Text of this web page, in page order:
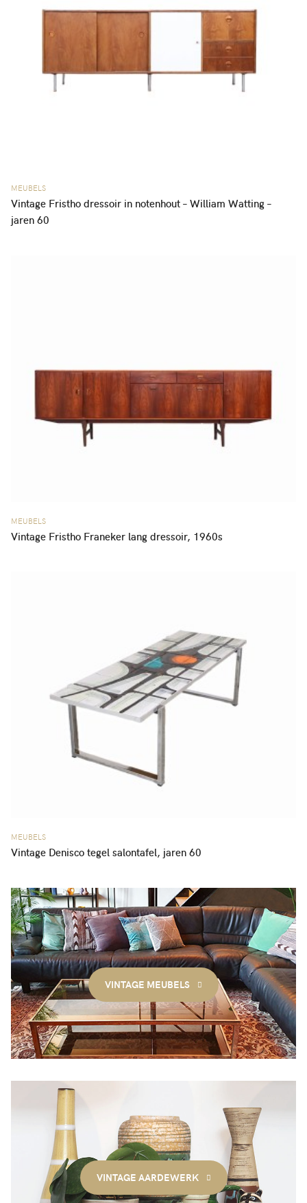
MEUBELS
Vintage Fristho dressoir in notenhout – William Watting –
jaren 60
MEUBELS
Vintage Fristho Franeker lang dressoir, 1960s
MEUBELS
Vintage Denisco tegel salontafel, jaren 60
VINTAGE MEUBELS
VINTAGE AARDEWERK